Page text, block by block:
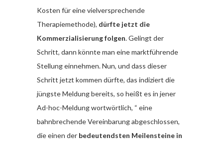
Kosten für eine vielversprechende
Therapiemethode), dürfte jetzt die
Kommerzialisierung folgen. Gelingt der
Schritt, dann könnte man eine marktführende
Stellung einnehmen. Nun, und dass dieser
Schritt jetzt kommen dürfte, das indiziert die
jüngste Meldung bereits, so heißt es in jener
Ad-hoc-Meldung wortwörtlich, “ eine
bahnbrechende Vereinbarung abgeschlossen,
die einen der bedeutendsten Meilensteine in